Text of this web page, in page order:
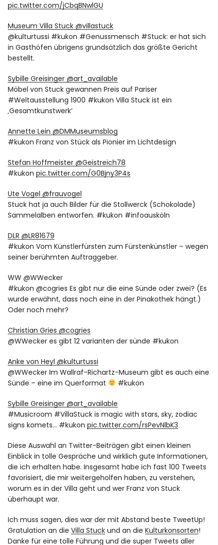
pic.twitter.com/jCbqBNwlGU
Museum Villa Stuck ‏@villastuck
@kulturtussi #kukon #Genussmensch #Stuck: er hat sich
in Gasthöfen übrigens grundsätzlich das größte Gericht
bestellt.
Sybille Greisinger ‏@art_available
Möbel von Stuck gewannen Preis auf Pariser
#Weltausstellung 1900 #kukon Villa Stuck ist ein
‚Gesamtkunstwerk‘
Annette Lein ‏@DMMuseumsblog
#kukon Franz von Stück als Pionier im Lichtdesign
Stefan Hoffmeister ‏@Geistreich78
#kukonpic.twitter.com/G0Bjny3P4s
Ute Vogel ‏@frauvogel
Stuck hat ja auch Bilder für die Stollwerck (Schokolade)
Sammelalben entworfen. #kukon #infoausköln
DLR ‏@LR81679
#kukon Vom Künstlerfürsten zum Fürstenkünstler – wegen
seiner berühmten Auftraggeber.
WW ‏@WWecker
#kukon @cogries Es gibt nur die eine Sünde oder zwei? (Es
wurde erwähnt, dass noch eine in der Pinakothek hängt.)
Oder noch mehr?
Christian Gries ‏@cogries
@WWecker es gibt 12 varianten der sünde #kukon
Anke von Heyl ‏@kulturtussi
@WWecker Im Wallraf-Richartz-Museum gibt es auch eine
Sünde – eine im Querformat
#kukon
Sybille Greisinger ‏@art_available
#Musicroom #VillaStuck is magic with stars, sky, zodiac
signs komets… #kukonpic.twitter.com/rsPevNlbK3
Diese Auswahl an Twitter-Beiträgen gibt einen kleinen
Einblick in tolle Gespräche und wirklich gute Informationen,
die ich erhalten habe. Insgesamt habe ich fast 100 Tweets
favorisiert, die mir weitergeholfen haben, zu verstehen,
worum es in der Villa geht und wer Franz von Stuck
überhaupt war.
Ich muss sagen, dies war der mit Abstand beste TweetUp!
Gratulation an dieVilla Stuck und an dieKulturkonsorten!
Danke für eine tolle Führung und die super Tweets aller